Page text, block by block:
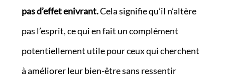
pas d’effet enivrant.Cela signifie qu’il n’altère
pas l’esprit, ce qui en fait un complément
potentiellement utile pour ceux qui cherchent
à améliorer leur bien-être sans ressentir